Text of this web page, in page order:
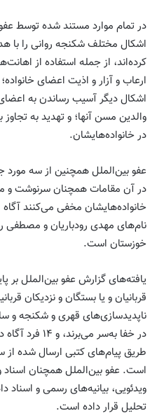
در تمام موارد مستند شده توسط
اشکال مختلف شکنجه روانی را با
کرده‌اند، از جمله استفاده از
ارعاب و آزار و اذیت اعضای
اشکال دیگر آسیب رساندن به
والدین مسن آنها؛ و تهدید به
در خانواده‌هایشان.
عفو بین‌الملل همچنین از سه مورد
در آن مقامات همچنان سرنوشت و
خانواده‌هایشان مخفی می‌کنند آگاه
نام‌های مهدی رودباریان و مصطفی
خوزستان است.
قربانیان و یا بستگان و نزدیکان
ناپدیدسازی‌های قهری و شکنجه و
در خفا به‌سر
طریق پیام‌های کتبی ارسال شده
است. عفو بین‌الملل همچنان
ویدئویی، بیانیه‌های رسمی و اسناد
تحلیل قرار داده است.